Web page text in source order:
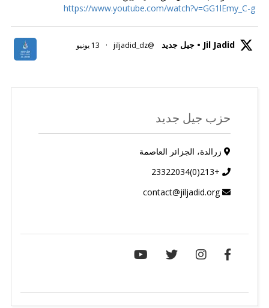
https://www.youtube.com/watch?v=GG1lEmy_C-g
Jil Jadid • جيل جديد @jiljadid_dz
· 13 يونيو
حزب جيل جديد
زرالدة، الجزائر العاصمة
+213(0)23322034
contact@jiljadid.org